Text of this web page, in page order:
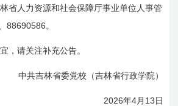
省人力资源和社会保障厅事业单位人事管
、88690586 。
，请关注补充公告。
中共吉林省委党校（吉林省行政学院）
2026年4月 13 日